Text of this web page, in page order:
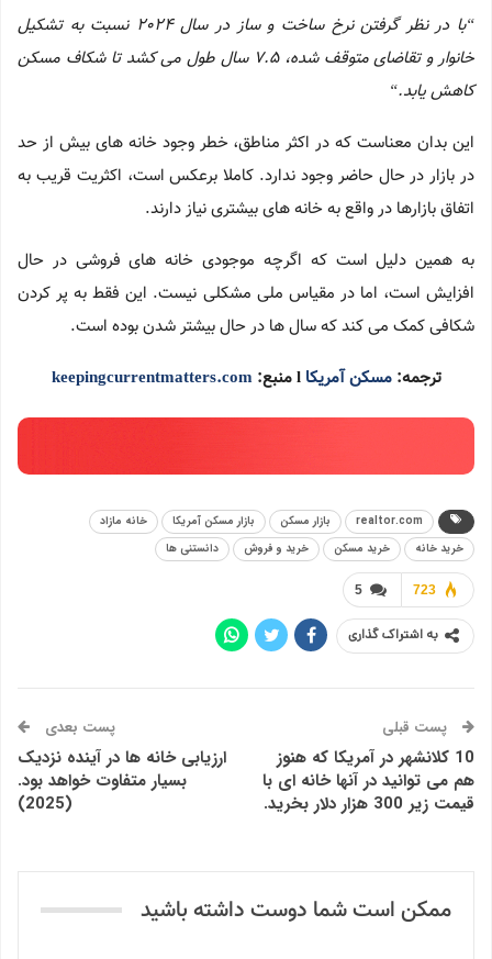
“
با در نظر گرفتن نرخ ساخت و ساز در سال 2024 نسبت به تشکیل
خانوار و تقاضای متوقف شده، 7.5 سال طول می کشد تا شکاف مسکن
کاهش یابد.“
این بدان معناست که در اکثر مناطق، خطر وجود خانه های بیش از حد
در بازار در حال حاضر وجود ندارد. کاملا برعکس است، اکثریت قریب به
اتفاق بازارها در واقع به خانه های بیشتری نیاز دارند.
به همین دلیل است که اگرچه موجودی خانه های فروشی در حال
افزایش است، اما در مقیاس ملی مشکلی نیست. این فقط به پر کردن
شکافی کمک می کند که سال ها در حال بیشتر شدن بوده است.
ترجمه:مسکن آمریکا l منبع: keepingcurrentmatters.com
realtor.com بازار مسکن بازار مسکن آمریکا
خانه مازاد
خرید خانه
خرید مسکن خرید و فروش دانستنی ها
5 723
به اشتراک گذاری
پست قبلی
10 کلانشهر در آمریکا که هنوز
هم می توانید در آنها خانه ای با
قیمت زیر 300 هزار دلار بخرید.
پست بعدی
ارزیابی خانه ها در آینده نزدیک
بسیار متفاوت خواهد بود.
(2025)
ممکن است شما دوست داشته باشید